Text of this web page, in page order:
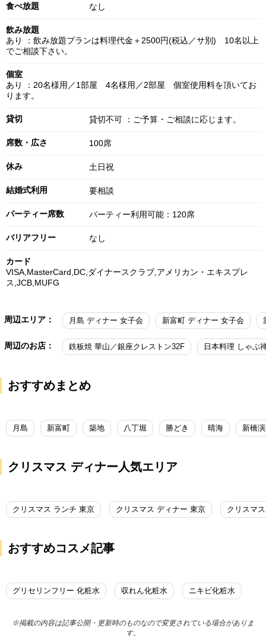
食べ放題 なし
飲み放題
あり ：飲み放題プランは料理代金＋2500円(税込／サ別) 10名以上
でご相談下さい。
個室
あり ：20名様用／1部屋 4名様用／2部屋 個室使用料を頂いてお
ります。
貸切 貸切不可 ：ご予算・ご相談に応じます。
席数・広さ 100席
休み 土日祝
結婚式利用 要相談
パーティー席数 パーティー利用可能：120席
バリアフリー なし
カード
VISA,MasterCard,DC,ダイナースクラブ,アメリカン・エキスプレ
ス,JCB,MUFG
周辺エリア： 月島 ディナー 女子会 新富町 ディナー 女子会
周辺のお店： 鉄板焼 華山／銀座クレストン32F
おすすめまとめ
月島 新富町 築地 八丁堀 勝どき 晴海 新橋
クリスマス ディナー人気エリア
クリスマス ランチ 東京 クリスマス ディナー 東京 クリスマ
おすすめコスメ記事
グリセリンフリー 化粧水 収れん化粧水 ニキビ化粧水
※掲載の内容は記事公開・更新時のものなので変更されている場合がありま
す。